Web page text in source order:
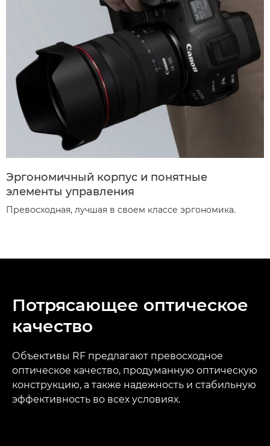
Эргономичный корпус и понятные
элементы управления
Превосходная, лучшая в своем классе эргономика.
Потрясающее оптическое
качество
Объективы RF предлагают превосходное
оптическое качество, продуманную оптическую
конструкцию, а также надежность и стабильную
эффективность во всех условиях.